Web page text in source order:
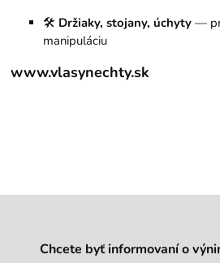
🛠️ Držiaky, stojany, úchyty —
manipuláciu
www.vlasynechty.sk
Chcete byť informovaní o